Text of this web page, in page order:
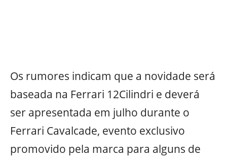
Os rumores indicam que a novidade será
baseada na Ferrari 12Cilindri e deverá
ser apresentada em julho durante o
Ferrari Cavalcade, evento exclusivo
promovido pela marca para alguns de